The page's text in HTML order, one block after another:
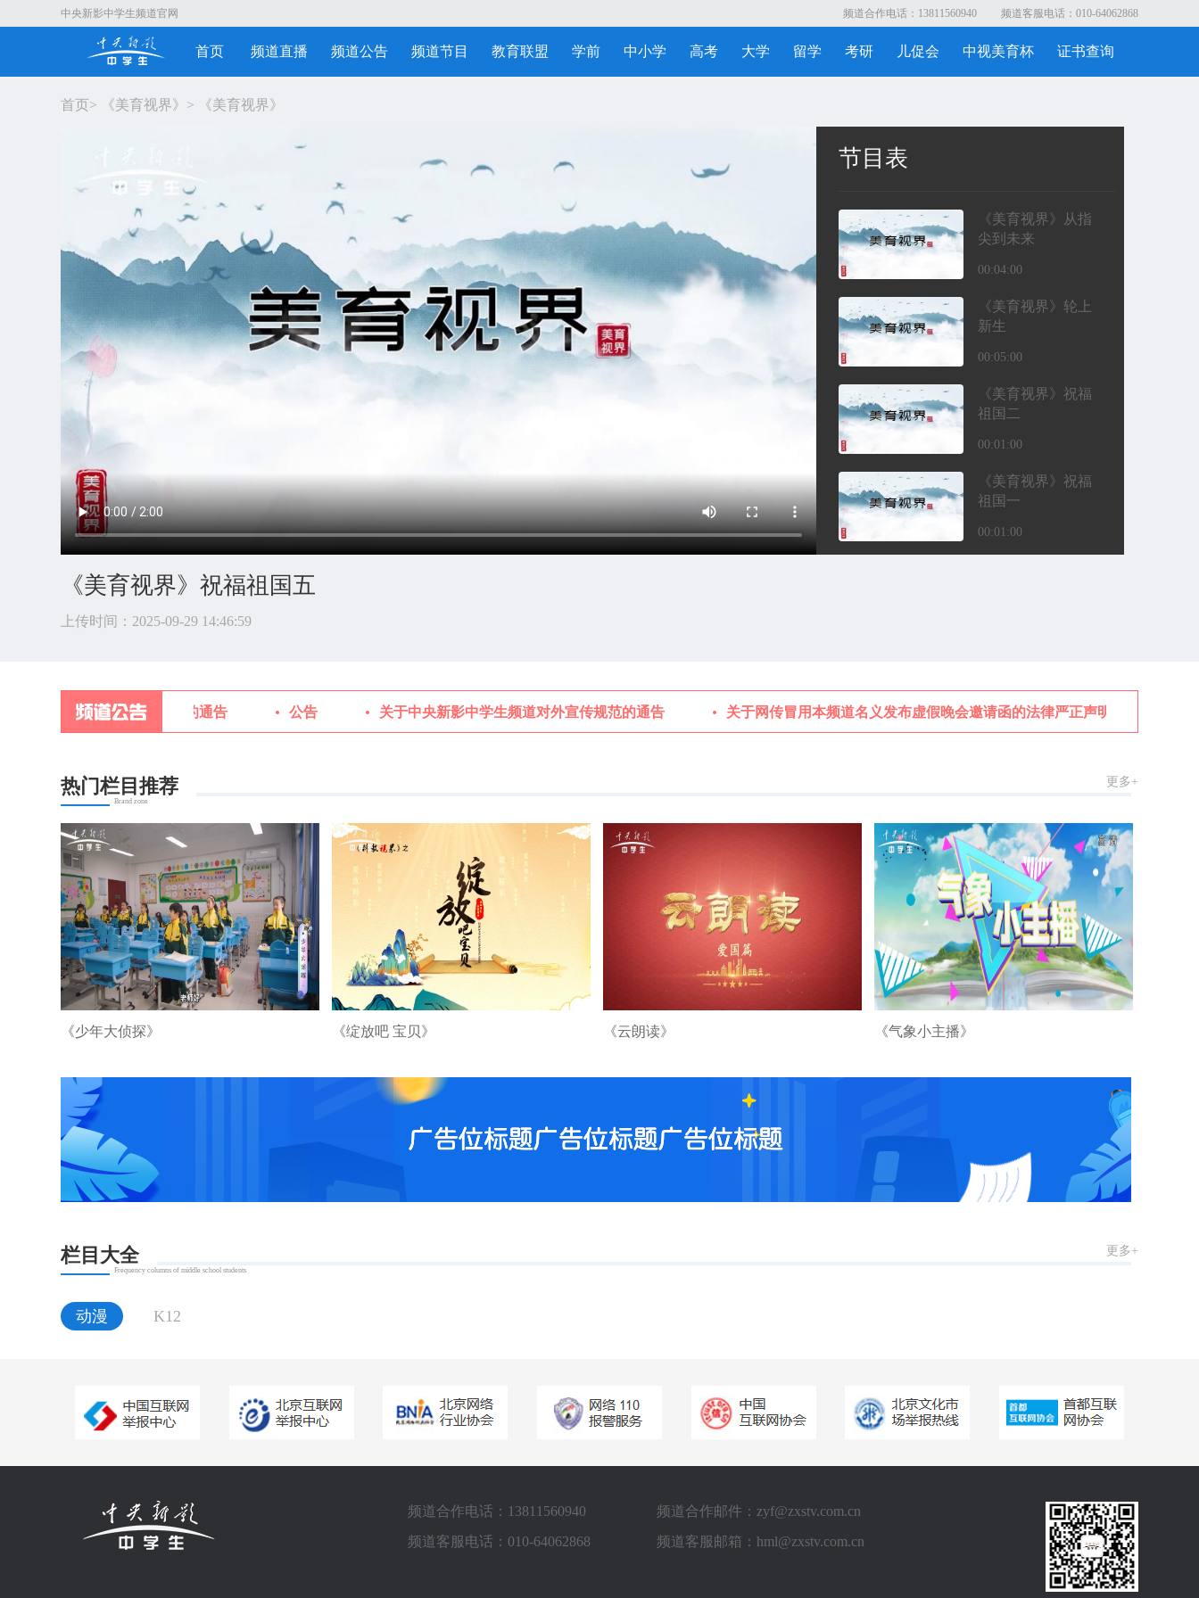
中央新影中学生频道官网 频道合作电话：13811560940 频道客服电话：010-64062868
首页 频道直播 频道公告 频道节目 教育联盟 学前 中小学 高考 大学 留学 考研 儿促会 中视美育杯 证书查询
首页> 《美育视界》 > 《美育视界》
节目表
《美育视界》从指
尖到未来
00:04:00
《美育视界》轮上
新生
00:05:00
《美育视界》祝福
祖国二
00:01:00
《美育视界》祝福
祖国一
00:01:00
欢晚会
00:37:00
《美育视界》搜星
中国优秀青少年节
目展播二
《美育视界》搜星
中国优秀青少年节
目展播一
《搜星中国》春节
《美育视界》祝福
祖国一
《美育世界》祝福
《美育视界》祝福祖国五
上传时间：2025-09-29 14:46:59
影中学生频道对外宣传规范的通告 公告 关于中央新影中学生频道对外宣传规范的通告 关于网传冒用本频道名义发布虚假晚会邀请函的法律严正声明
热门栏目推荐
Brand zone
更多+
《少年大侦探》 《绽放吧 宝贝》 《云朗读》 《气象小主播》
栏目大全
Frequency columns of middle school students
更多+
动漫 K12
频道合作电话：13811560940
频道客服电话：010-64062868
频道合作邮件：zyf@zxstv.com.cn
频道客服邮箱：hml@zxstv.com.cn